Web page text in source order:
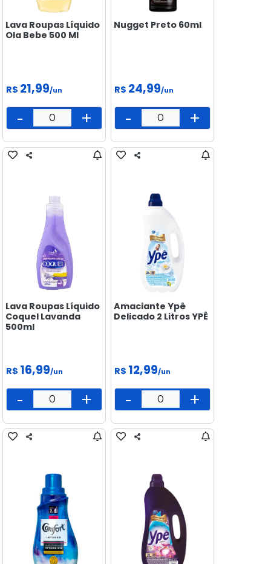
Lava Roupas Líquido
Ola Bebe 500 Ml
R$ 21,99/un
- +
Nugget Preto 60ml
R$ 24,99/un
- +
Lava Roupas Líquido
Coquel Lavanda
500ml
R$ 16,99/un
- +
Amaciante Ypê
Delicado 2 Litros YPÊ
R$ 12,99/un
- +